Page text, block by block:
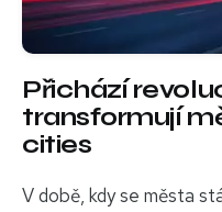
Přichází
transformují
cities
V době, kdy se města